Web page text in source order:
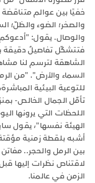
خفيًا بين عوالم
والصخر؛ الضوء والظلّ؛
والوصال. يقول: "أدعوكم
فتتشكّل تفاصيلٌ دقيقة
الشاهقة لترسم لنا
السماء والأرض". "من
للتوعية البيئية
تأمّل الجمال الخالص-
اللحظات التي يرونها
الهيئة نفسها"، يقول
أشبه بلقطة زمنية
بين الرمل والحجر..
لاقتناص نظرات إليها
الزمن في عالمنا.